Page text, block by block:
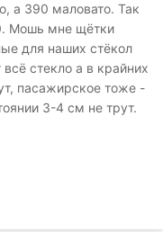
а 390 маловато. Так
Мошь мне щётки
для наших стёкол
стекло а в крайних
пасажирское тоже -
3-4 см не трут.